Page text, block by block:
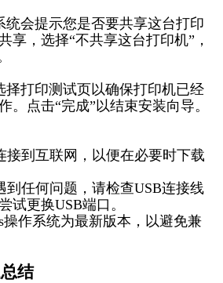
统会提示您是否要共享这台打印
享，选择“不共享这台打印机”，
择打印测试页以确保打印机已经
。点击“完成”以结束安装向导。
接到互联网，以便在必要时下载
到任何问题，请检查USB连接线
试更换USB端口。
操作系统为最新版本，以避免兼
结